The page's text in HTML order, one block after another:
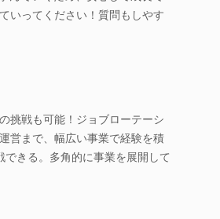
いってください！質問もしやす
挑戦も可能！ジョブローテーシ
営まで、幅広い事業で経験を積
きる。多角的に事業を展開して